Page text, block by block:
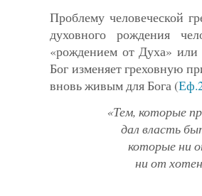
Проблему человеческой
духовного рождения
«рождением от Духа» или
Бог изменяет греховную
вновь живым для Бога (
«Тем, которые
дал власть
которые ни
ни от